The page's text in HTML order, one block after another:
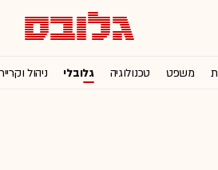
משפט טכנולוגיה גלובלי ניהול